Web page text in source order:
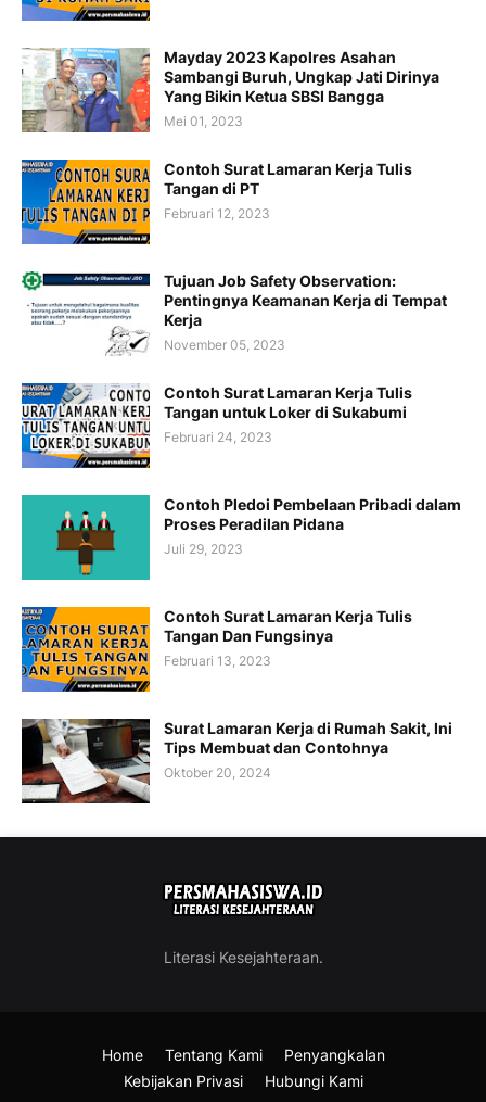
Mayday 2023 Kapolres Asahan
Sambangi Buruh, Ungkap Jati Dirinya
Yang Bikin Ketua SBSI Bangga
Mei 01, 2023
Contoh Surat Lamaran Kerja Tulis
Tangan di PT
Februari 12, 2023
Tujuan Job Safety Observation:
Pentingnya Keamanan Kerja di Tempat
Kerja
November 05, 2023
Contoh Surat Lamaran Kerja Tulis
Tangan untuk Loker di Sukabumi
Februari 24, 2023
Contoh Pledoi Pembelaan Pribadi dalam
Proses Peradilan Pidana
Juli 29, 2023
Contoh Surat Lamaran Kerja Tulis
Tangan Dan Fungsinya
Februari 13, 2023
Surat Lamaran Kerja di Rumah Sakit, Ini
Tips Membuat dan Contohnya
Oktober 20, 2024
Literasi Kesejahteraan.
Home Tentang Kami
Penyangkalan
Kebijakan Privasi
Hubungi Kami